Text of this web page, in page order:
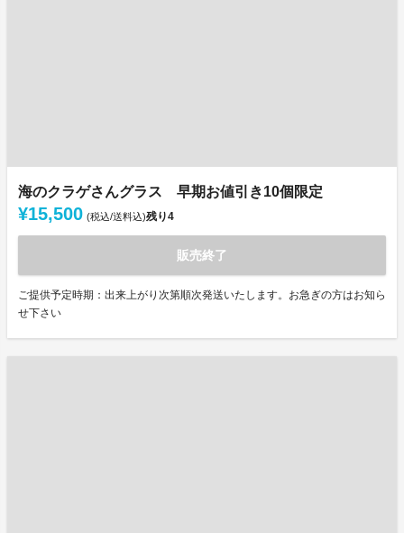
海のクラゲさんグラス 早期お値引き10個限定
¥15,500 (税込/送料込)残り4
販売終了
ご提供予定時期：出来上がり次第順次発送いたします。お急ぎの方はお知ら
せ下さい